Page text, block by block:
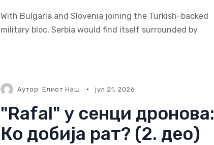
With Bulgaria and Slovenia joining the Turkish-backed
military bloc, Serbia would find itself surrounded by
Аутор: Елиот Наш јул 21, 2026
"Rafal" у сенци дронова:
Ко добија рат? (2. део)